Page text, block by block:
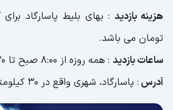
هزینه بازدید
تومان می ‌باشد.
ساعات بازدید : همه روزه از 8:00 صبح تا 5:30 عصر.
آدرس : پاسارگاد، شهری واقع در 30 کیلومتری شیراز.